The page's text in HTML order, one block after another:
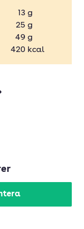
13 g
25 g
49 g
420 kcal